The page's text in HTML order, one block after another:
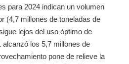
para 2024 indican un volumen
(4,7 millones de toneladas de
lejos del uso óptimo de
alcanzó los 5,7 millones de
pone de relieve la